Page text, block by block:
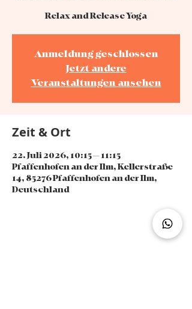
Relax and Release Yoga
Anmeldung geschlossen
Jetzt andere
Veranstaltungen ansehen
Zeit & Ort
22. Juli 2026, 10:15 – 11:15
Pfaffenhofen an der Ilm, Kellerstraße
14, 85276 Pfaffenhofen an der Ilm,
Deutschland